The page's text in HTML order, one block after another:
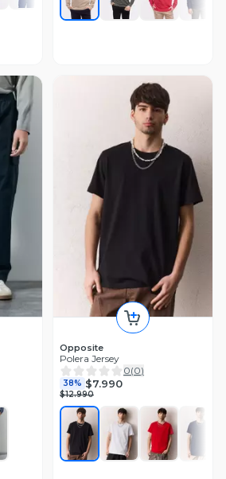
Opposite
Polera Jersey
0(0)
38% $7.990
$12.990